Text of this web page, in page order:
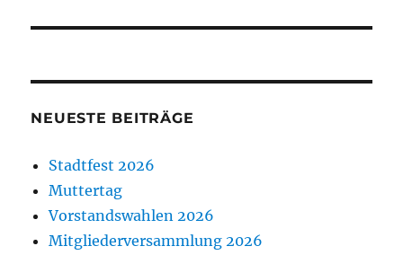
NEUESTE BEITRÄGE
Stadtfest 2026
Muttertag
Vorstandswahlen 2026
Mitgliederversammlung 2026